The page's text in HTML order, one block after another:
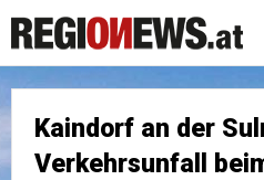
Kaindorf an der
Verkehrsunfall